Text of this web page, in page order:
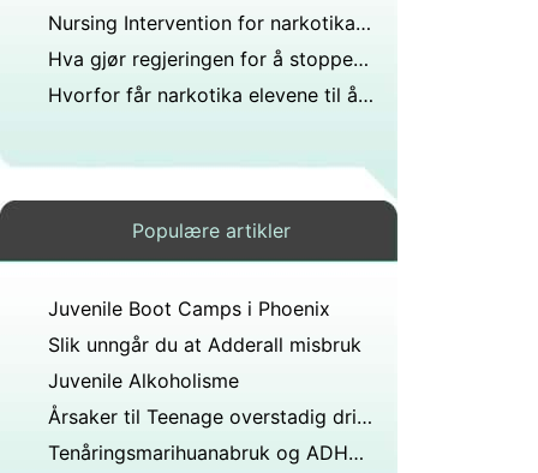
Nursing Intervention for narkotika og alkohol hos ungdom
Hva gjør regjeringen for å stoppe overstadig drikking av tenåringer?
Hvorfor får narkotika elevene til å trekke seg sammen?
Populære artikler
Juvenile Boot Camps i Phoenix
Slik unngår du at Adderall misbruk
Juvenile Alkoholisme
Årsaker til Teenage overstadig drikking
Tenåringsmarihuanabruk og ADHD:Hva du bør vite